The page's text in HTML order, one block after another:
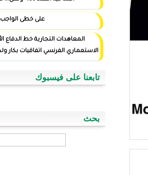
على خطى الواجب
التجارية خط الدفاع الأول ضد التوغل
الفرنسي اتفاقيات بكار ولد اسويداحمد نموذجا
‏بحث ‏